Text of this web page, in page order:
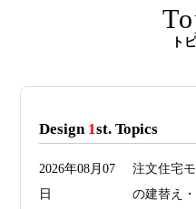
ト
Design 1st. Topics
2026年08月07
日
注文住宅
の建替え